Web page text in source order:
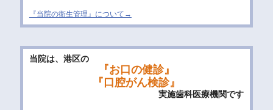
『当院の衛生管理』について→
当院は、港区の
『お口の健診』
『口腔がん検診』
実施歯科医療機関です